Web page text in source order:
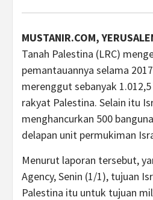
MUSTANIR.COM,
Tanah Palestina (LRC)
pemantauannya selama
merenggut sebanyak
rakyat Palestina. Selain itu
menghancurkan 500
delapan unit permukiman
Menurut laporan tersebut,
Agency, Senin (1/1), tujuan
Palestina itu untuk tujuan